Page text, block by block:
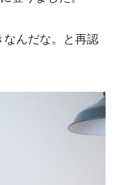
なんだな。と再認